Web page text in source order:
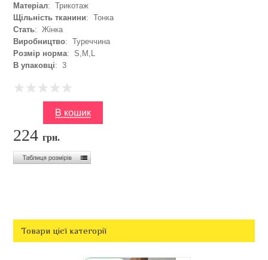
Матеріал: Трикотаж
Щільність тканини: Тонка
Стать: Жінка
Виробництво: Туреччина
Розмір норма: S,M,L
В упаковці: 3
224грн.
Товари цієї категорії